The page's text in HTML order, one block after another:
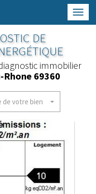
DE
immobilier
69360
de votre bien